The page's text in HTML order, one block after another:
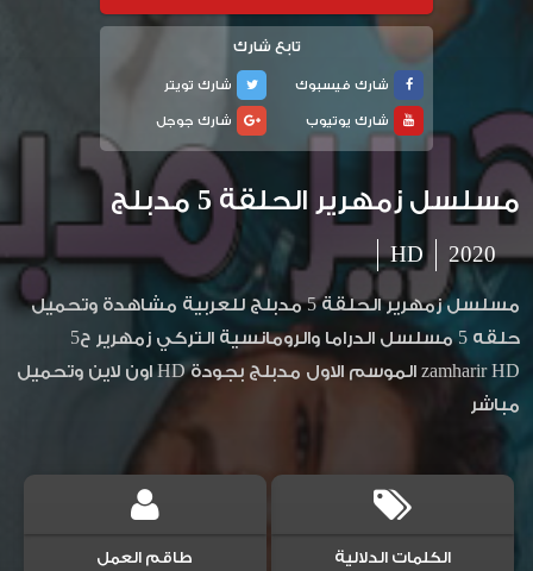
تابع شارك
شارك فيسبوك
شارك تويتر
شارك يوتيوب
شارك جوجل
مسلسل زمهرير الحلقة 5 مدبلج
2020
HD
مسلسل زمهرير الحلقة 5 مدبلج للعربية مشاهدة وتحميل
حلقه 5 مسلسل الدراما والرومانسية التركي زمهرير ح5
zamharir HD الموسم الاول مدبلج بجودة HD اون لاين وتحميل
مباشر
الكلمات الدلالية طاقم العمل